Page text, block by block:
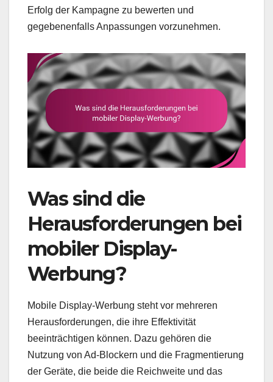
Erfolg der Kampagne zu bewerten und
gegebenenfalls Anpassungen vorzunehmen.
Was sind die
Herausforderungen bei
mobiler Display-
Werbung?
Mobile Display-Werbung steht vor mehreren
Herausforderungen, die ihre Effektivität
beeinträchtigen können. Dazu gehören die
Nutzung von Ad-Blockern und die Fragmentierung
der Geräte, die beide die Reichweite und das